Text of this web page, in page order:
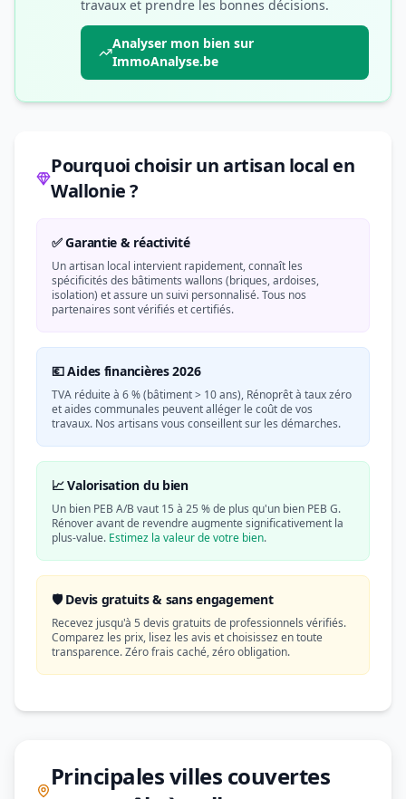
travaux et prendre les bonnes décisions.
Analyser mon bien sur
ImmoAnalyse.be
Pourquoi choisir un artisan local en
Wallonie ?
✅ Garantie & réactivité
Un artisan local intervient rapidement, connaît les
spécificités des bâtiments wallons (briques, ardoises,
isolation) et assure un suivi personnalisé. Tous nos
partenaires sont vérifiés et certifiés.
💶 Aides financières 2026
TVA réduite à 6 % (bâtiment > 10 ans), Rénoprêt à taux zéro
et aides communales peuvent alléger le coût de vos
travaux. Nos artisans vous conseillent sur les démarches.
📈 Valorisation du bien
Un bien PEB A/B vaut 15 à 25 % de plus qu'un bien PEB G.
Rénover avant de revendre augmente significativement la
plus-value. Estimez la valeur de votre bien.
🛡️ Devis gratuits & sans engagement
Recevez jusqu'à 5 devis gratuits de professionnels vérifiés.
Comparez les prix, lisez les avis et choisissez en toute
transparence. Zéro frais caché, zéro obligation.
Principales villes couvertes